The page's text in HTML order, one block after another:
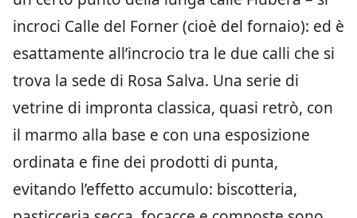
incroci Calle del Forner (cioè del fornaio): ed è
esattamente all’incrocio tra le due calli che si
trova la sede di Rosa Salva. Una serie di
vetrine di impronta classica, quasi retrò, con
il marmo alla base e con una esposizione
ordinata e fine dei prodotti di punta,
evitando l’effetto accumulo: biscotteria,